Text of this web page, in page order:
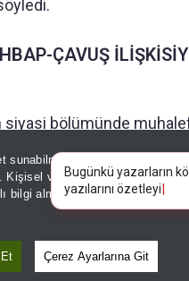
sunabilmek adına sitemizde
Kişisel verileriniz, KVKK ve
bilgi almak içinAydınlatma
Çerez Ayarlarına Git
ÇAVUŞ
siyasi bölümünde
Kurum, deprem
eleştirilere sert
birileri kurumlarımızı
diyen Kurum, şu
Bugünkü yazarların
yazılarını özetleyin!